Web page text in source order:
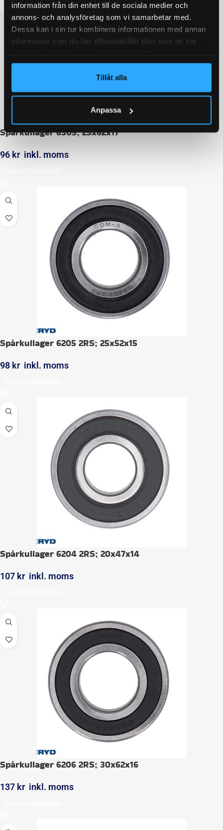
information från din enhet till de sociala medier och
annons- och analysföretag som vi samarbetar med.
Dessa kan i sin tur kombinera informationen med annan
information som du har tillhandahållit eller som de har
Tillåt alla
Anpassa
Spårkullager 6305; 25x62x17
96 kr inkl. moms
Spårkullager 6205 2RS; 25x52x15
98 kr inkl. moms
Spårkullager 6204 2RS; 20x47x14
107 kr inkl. moms
Spårkullager 6206 2RS; 30x62x16
137 kr inkl. moms